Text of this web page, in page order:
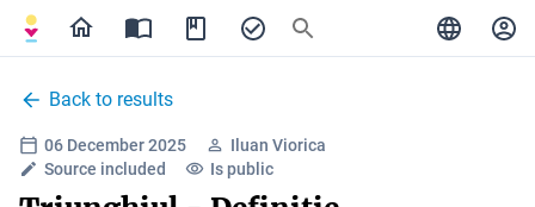
Back to results
06 December 2025
Iluan Viorica
Source included
Is public